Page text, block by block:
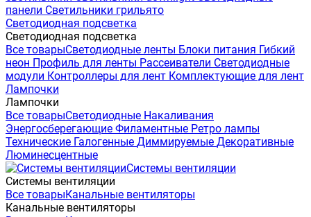
панели Светильники грильято
Светодиодная подсветка
Светодиодная подсветка
Все товарыСветодиодные ленты Блоки питания Гибкий
неон Профиль для ленты Рассеиватели Светодиодные
модули Контроллеры для лент Комплектующие для лент
Лампочки
Лампочки
Все товарыСветодиодные Накаливания
Энергосберегающие Филаментные Ретро лампы
Технические Галогенные Диммируемые Декоративные
Люминесцентные
Системы вентиляции
Системы вентиляции
Все товарыКанальные вентиляторы
Канальные вентиляторы